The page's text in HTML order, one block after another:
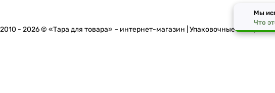
2010 - 2026 © «Тара для товара» – интернет-магазин | Упаковочные
Мы
Что